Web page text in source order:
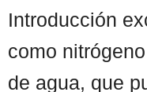
Introducción
como
de agua, que